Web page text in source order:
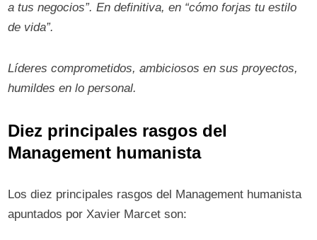
a tus negocios”. En definitiva, en “cómo forjas tu estilo
de vida”.
Líderes comprometidos, ambiciosos en sus proyectos,
humildes en lo personal.
Diez principales rasgos del
Management humanista
Los diez principales rasgos del Management humanista
apuntados por Xavier Marcet son: